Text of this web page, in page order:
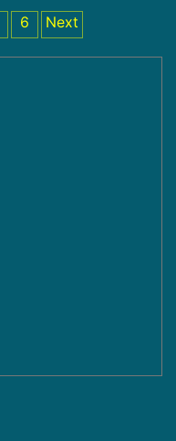
6 Next